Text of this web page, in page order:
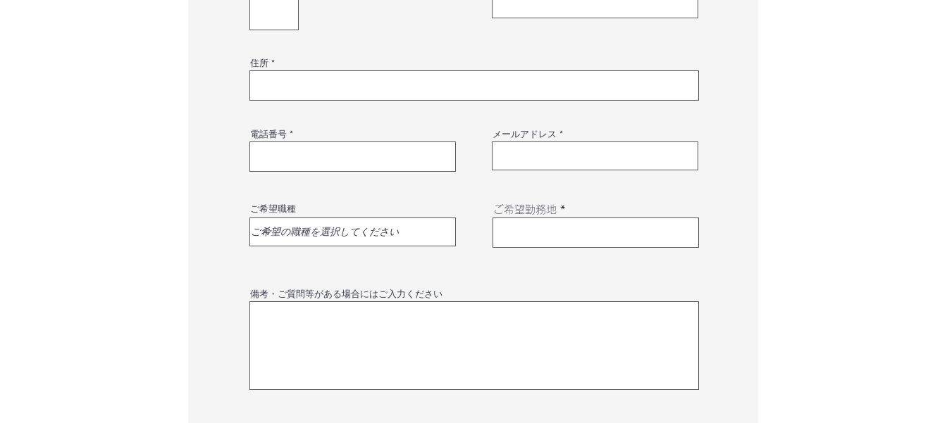
住所
電話番号 メールアドレス
ご希望職種 ご希望勤務地
備考・ご質問等がある場合にはご入力ください